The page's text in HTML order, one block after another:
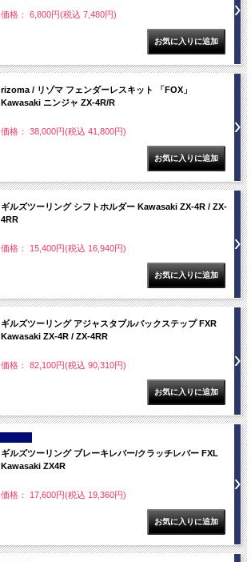
価格： 6,800円(税込 7,480円)
rizoma / リゾマ フェンダーレスキット 「FOX」
Kawasaki ニンジャ ZX-4R/R
価格： 38,000円(税込 41,800円)
ギルズツーリング シフトホルダー Kawasaki ZX-4R / ZX-
4RR
価格： 15,400円(税込 16,940円)
ギルズツーリング アジャスタブルバックステップ FXR
Kawasaki ZX-4R / ZX-4RR
価格： 82,100円(税込 90,310円)
ギルズツーリング ブレーキレバー/クラッチレバー FXL
Kawasaki ZX4R
価格： 17,600円(税込 19,360円)